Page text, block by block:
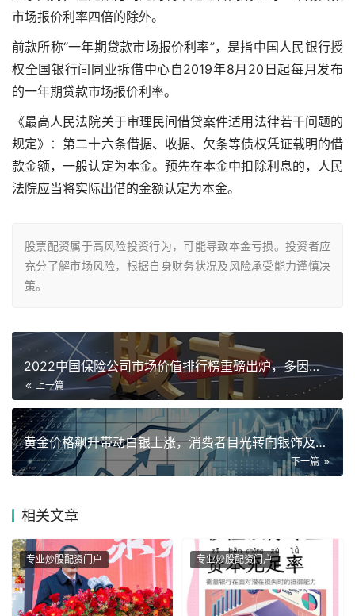
市场报价利率四倍的除外。
前款所称“一年期贷款市场报价利率”，是指中国人民银行授
权全国银行间同业拆借中心自2019年8月20日起每月发布
的一年期贷款市场报价利率。
《最高人民法院关于审理民间借贷案件适用法律若干问题的
规定》：第二十六条借据、收据、欠条等债权凭证载明的借
款金额，一般认定为本金。预先在本金中扣除利息的，人民
法院应当将实际出借的金额认定为本金。
股票配资属于高风险投资行为，可能导致本金亏损。投资者应
充分了解市场风险，根据自身财务状况及风险承受能力谨慎决
策。
2022中国保险公司市场价值排行榜重磅出炉，多因素综合考量
上一篇
黄金价格飙升带动白银上涨，消费者目光转向银饰及生活用品
下一篇
相关文章
专业炒股配资门户 专业炒股配资门户